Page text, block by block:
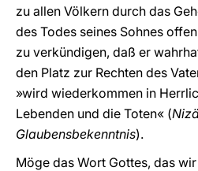
zu allen Völkern durch das
des Todes seines Sohnes
zu verkündigen, daß er
den Platz zur Rechten des
»wird wiederkommen in
Lebenden und die Toten« (
Glaubensbekenntnis).
Möge das Wort Gottes, das